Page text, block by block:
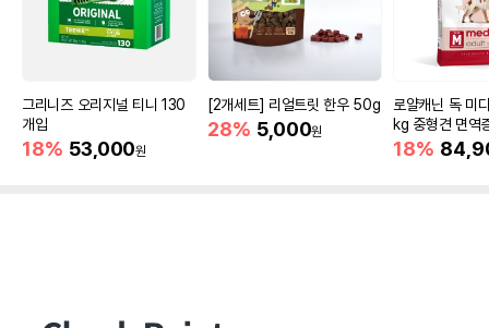
그리니즈 오리지널 티니 130
개입
18% 53,000원
[2개세트] 리얼트릿 한우 50g
28% 5,000원
로얄캐닌 독 미
kg 중형견 면역
18%